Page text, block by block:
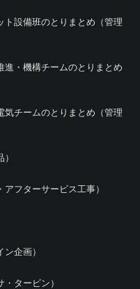
ト設備班のとりまとめ（管理
進・機構チームのとりまとめ
気チームのとりまとめ（管理
フターサービス工事）
企画）
タービン）